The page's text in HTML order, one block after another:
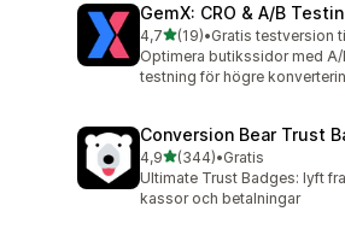
GemX: CRO & A/B
4,7av 5 stjärnor
(19)
19 recensioner totalt
•Gratis testversion
Optimera butikssidor med
testning för högre
Conversion Bear Trust
4,9av 5 stjärnor
(344)
344 recensioner totalt
•Gratis
Ultimate Trust Badges: lyft
kassor och betalningar